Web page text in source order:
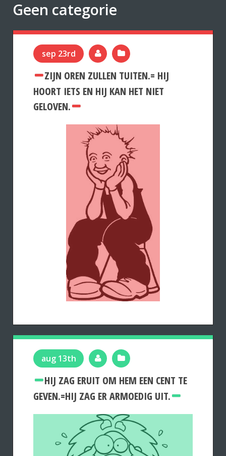
Geen categorie
sep 23rd
ZIJN OREN ZULLEN TUITEN.= HIJ
HOORT IETS EN HIJ KAN HET NIET
GELOVEN.
aug 13th
HIJ ZAG ERUIT OM HEM EEN CENT TE
GEVEN.=HIJ ZAG ER ARMOEDIG UIT.